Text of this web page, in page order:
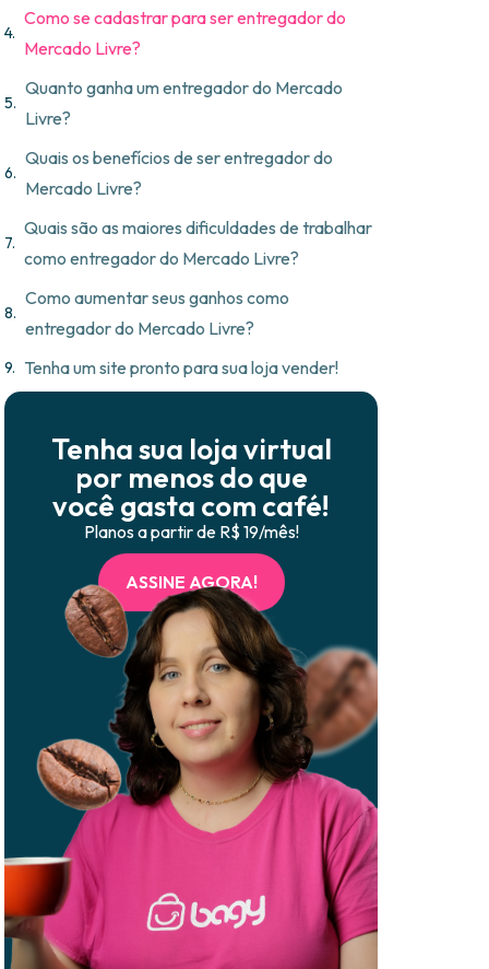
Como se cadastrar para ser entregador do
Mercado Livre?
Quanto ganha um entregador do Mercado
Livre?
Quais os benefícios de ser entregador do
Mercado Livre?
Quais são as maiores dificuldades de trabalhar
como entregador do Mercado Livre?
Como aumentar seus ganhos como
entregador do Mercado Livre?
Tenha um site pronto para sua loja vender!
Tenha sua loja virtual
por menos do que
você gasta com café!
Planos a partir de R$ 19/mês!
ASSINE AGORA!